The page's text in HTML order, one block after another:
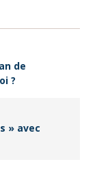
de
?